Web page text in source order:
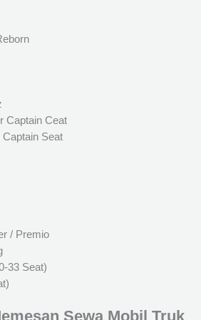
Captain Ceat
Seat
/ Premio
33 Seat)
Sewa Mobil Truk